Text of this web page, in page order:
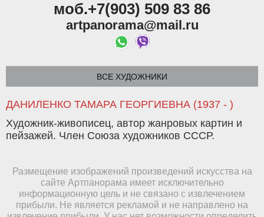
моб.+7(903) 509 83 86
artpanorama@mail.ru
ВСЕ ХУДОЖНИКИ
ДАНИЛЕНКО ТАМАРА ГЕОРГИЕВНА (1937 - )
Художник-живописец, автор жанровых картин и
пейзажей. Член Союза художников СССР.
Размещение изображений произведений искусства на
сайте Артпанорама имеет исключительно
информационную цель и не связано с извлечением
прибыли. Не является рекламой и не направлено на